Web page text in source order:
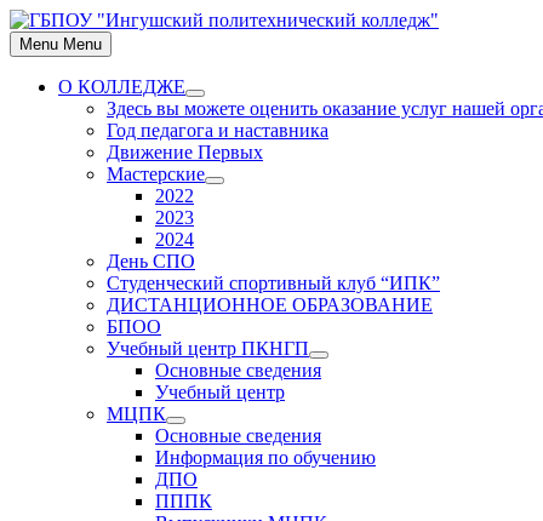
Skip
to
content
Menu Menu
О КОЛЛЕДЖЕ
Show
sub
menu
Здесь вы можете оценить оказание услуг нашей
Год педагога и наставника
Движение Первых
Мастерские
Show
2022
2023
2024
День СПО
Студенческий спортивный клуб “ИПК”
ДИСТАНЦИОННОЕ ОБРАЗОВАНИЕ
БПОО
Учебный центр ПКНГП
Show
sub
Основные сведения
Учебный центр
МЦПК
Show
sub
menu
Основные сведения
Информация по обучению
ДПО
ПППК